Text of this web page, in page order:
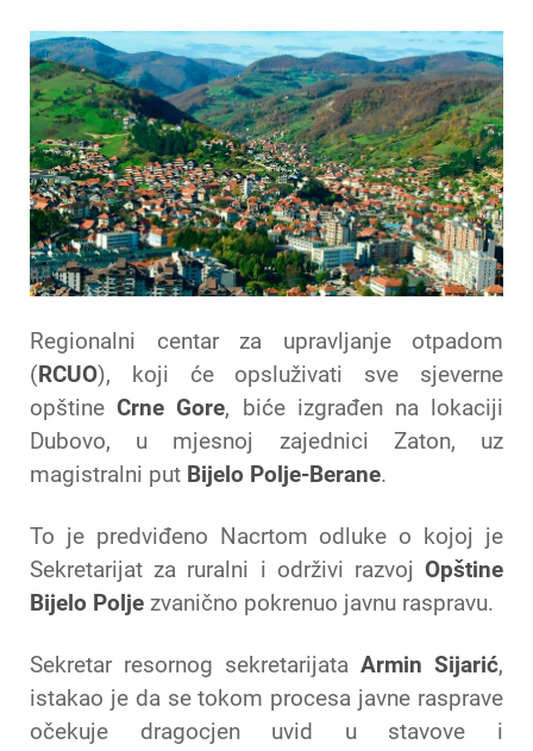
Regionalni centar za upravljanje otpadom
( RCUO), koji će opsluživati sve sjeverne
opštineCrne Gore, biće izgrađen na lokaciji
Dubovo, u mjesnoj zajednici Zaton, uz
magistralni put Bijelo Polje-Berane.
To je predviđeno Nacrtom odluke o kojoj je
Sekretarijat za ruralni i održivi razvoj Opštine
Bijelo Polje zvanično pokrenuo javnu raspravu.
Sekretar resornog sekretarijata Armin Sijarić,
istakao je da se tokom procesa javne rasprave
očekuje dragocjen uvid u stavove i